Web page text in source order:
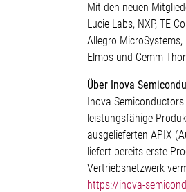
Mit den neuen
Lucie Labs, NXP, TE
Allegro MicroSystems,
Elmos und Cemm
Über Inova
Inova
leistungsfähige
ausgelieferten APIX
liefert bereits erste
Vertriebsnetzwerk
https://inova-